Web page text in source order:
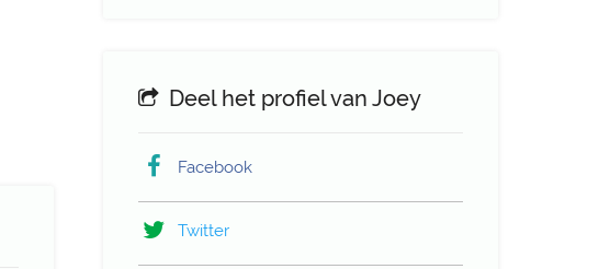
Deel het profiel van Joey
Facebook
Twitter